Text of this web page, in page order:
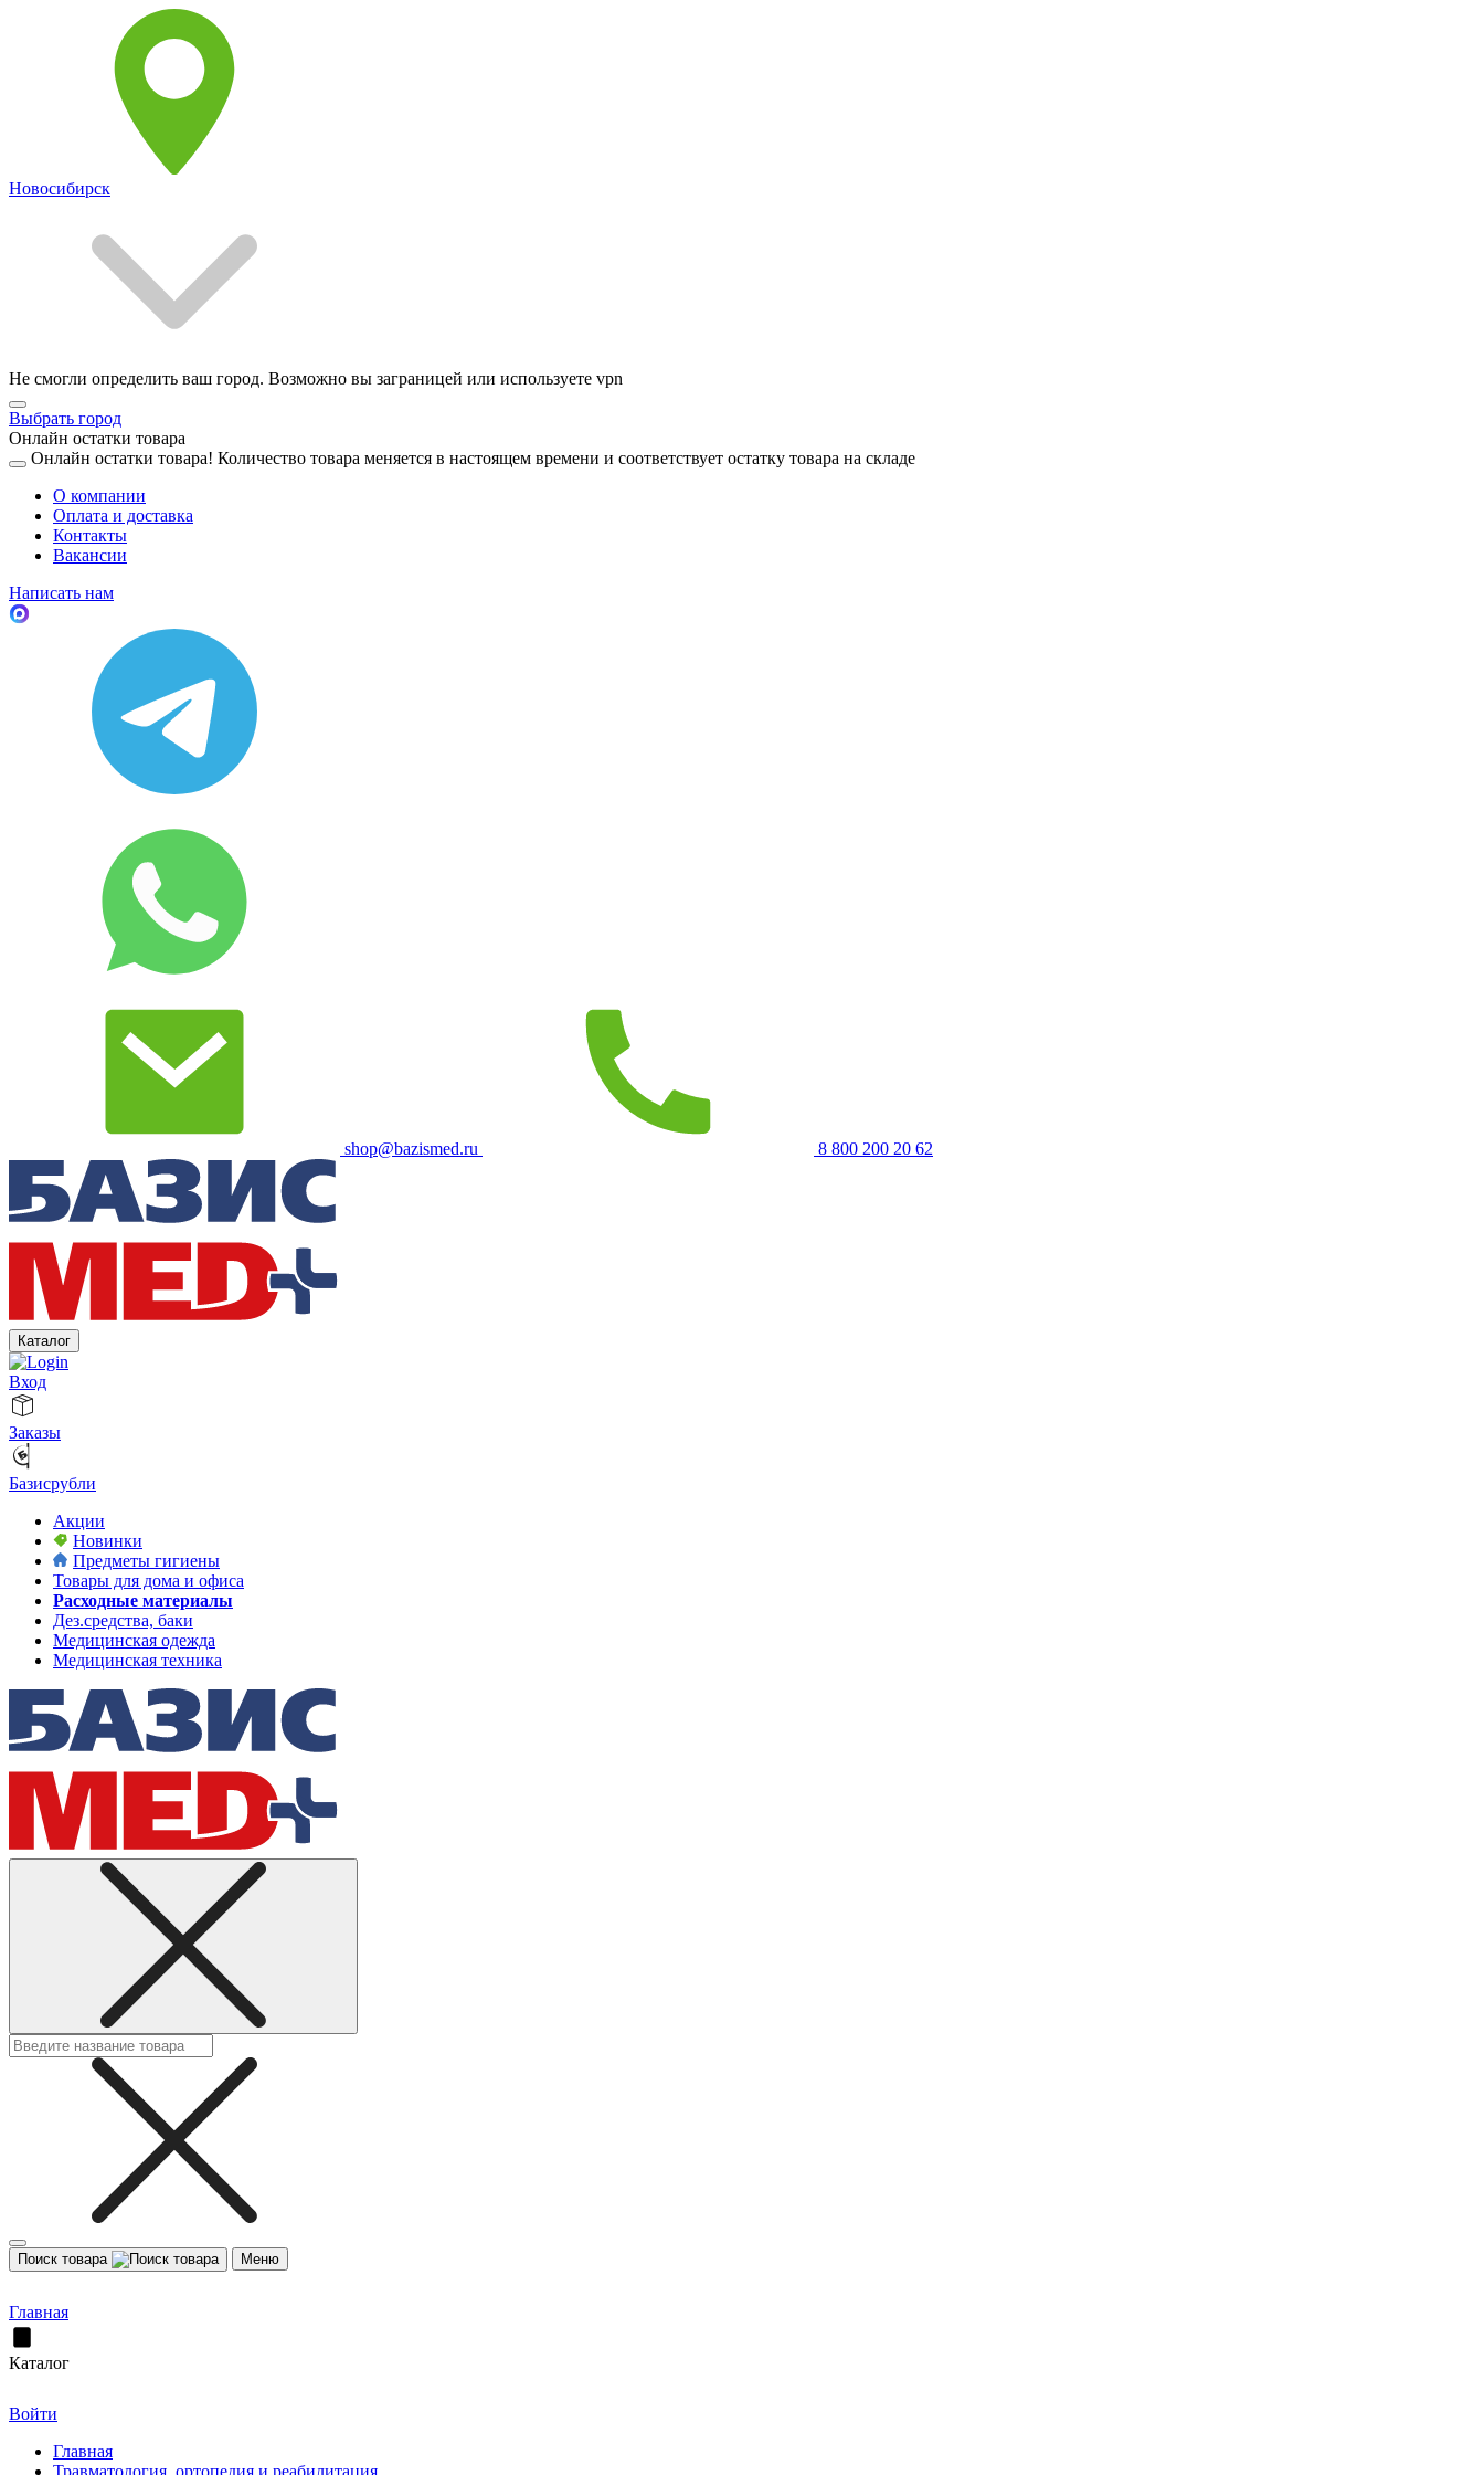
Новосибирск
Не смогли определить ваш город. Возможно вы заграницей или используете vpn
Выбрать город
Онлайн остатки товара
Онлайн остатки товара! Количество товара меняется в настоящем времени и соответствует остатку товара на складе
О компании
Оплата и доставка
Контакты
Вакансии
Написать нам
shop@bazismed.ru 8 800 200 20 62
Каталог
Вход
Заказы
Базисрубли
Акции
Новинки
Предметы гигиены
Товары для дома и офиса
Расходные материалы
Дез.средства, баки
Медицинская одежда
Медицинская техника
Поиск товара Меню
Главная
Каталог
Войти
Главная
Травматология, ортопедия и реабилитация